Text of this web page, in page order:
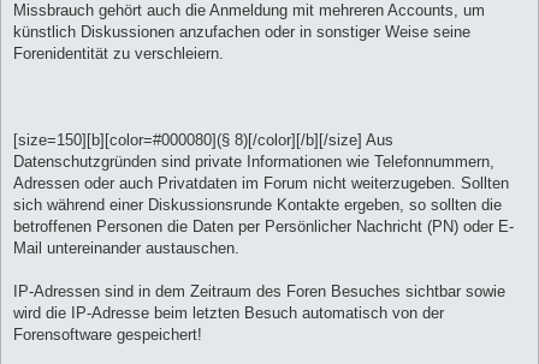
Missbrauch gehört auch die Anmeldung mit mehreren Accounts, um
künstlich Diskussionen anzufachen oder in sonstiger Weise seine
Forenidentität zu verschleiern.
[size=150][b][color=#000080](§ 8)[/color][/b][/size] Aus
Datenschutzgründen sind private Informationen wie Telefonnummern,
Adressen oder auch Privatdaten im Forum nicht weiterzugeben. Sollten
sich während einer Diskussionsrunde Kontakte ergeben, so sollten die
betroffenen Personen die Daten per Persönlicher Nachricht (PN) oder E-
Mail untereinander austauschen.
IP-Adressen sind in dem Zeitraum des Foren Besuches sichtbar sowie
wird die IP-Adresse beim letzten Besuch automatisch von der
Forensoftware gespeichert!